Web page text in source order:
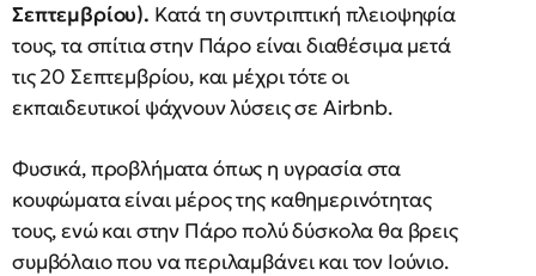
Σεπτεμβρίου). Κατά τη συντριπτική πλειοψηφία
τους, τα σπίτια στην Πάρο είναι διαθέσιμα μετά
τις 20 Σεπτεμβρίου, και μέχρι τότε οι
εκπαιδευτικοί ψάχνουν λύσεις σε Airbnb.
Φυσικά, προβλήματα όπως η υγρασία στα
κουφώματα είναι μέρος της καθημερινότητας
τους, ενώ και στην Πάρο πολύ δύσκολα θα βρεις
συμβόλαιο που να περιλαμβάνει και τον Ιούνιο.